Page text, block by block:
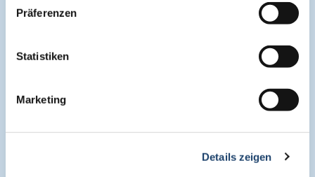
Präferenzen
Statistiken
Marketing
Details zeigen
Online Symposien
Symposium One Health